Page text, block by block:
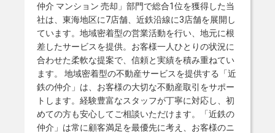
仲介 マンション 売却」部門で総合1位を獲得した当
社は、東海地区に7店舗、近鉄沿線に3店舗を展開し
ています。地域密着型の営業活動を行い、地元に根
差したサービスを提供。お客様一人ひとりの状況に
合わせた柔軟な提案で、信頼と実績を積み重ねてい
ます。 地域密着型の不動産サービスを提供する「近
鉄の仲介」は、お客様の大切な不動産取引をサポー
トします。経験豊富なスタッフが丁寧に対応し、初
めての方も安心してご相談いただけます。「近鉄の
仲介」は常に顧客満足を最優先に考え、お客様のニ